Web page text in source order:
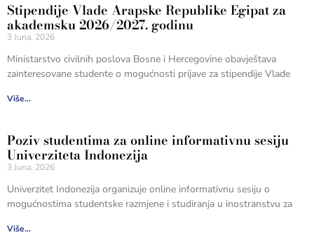
Stipendije Vlade Arapske Republike Egipat za
akademsku 2026/2027. godinu
3 Juna, 2026
Ministarstvo civilnih poslova Bosne i Hercegovine obavještava
zainteresovane studente o mogućnosti prijave za stipendije Vlade
Više...
Poziv studentima za online informativnu sesiju
Univerziteta Indonezija
3 Juna, 2026
Univerzitet Indonezija organizuje online informativnu sesiju o
mogućnostima studentske razmjene i studiranja u inostranstvu za
Više...